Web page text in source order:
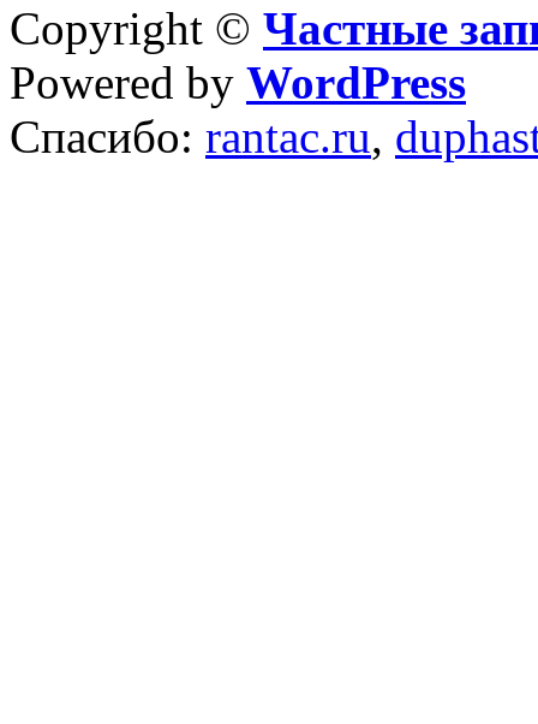
Copyright © Частные
Powered by WordPress
Спасибо: rantac.ru,